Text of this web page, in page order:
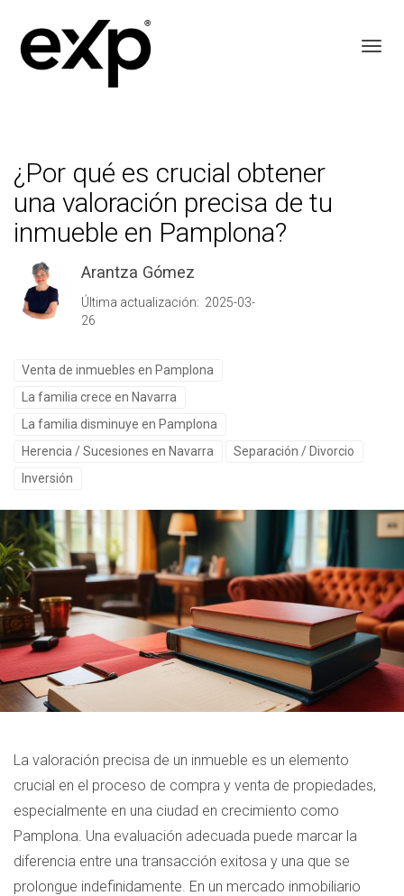
¿Por qué es crucial obtener
una valoración precisa de tu
inmueble en Pamplona?
Arantza Gómez
Última actualización: 2025-03-
26
Venta de inmuebles en Pamplona
La familia crece en Navarra
La familia disminuye en Pamplona
Herencia / Sucesiones en Navarra
Separación / Divorcio
Inversión
La valoración precisa de un inmueble es un elemento
crucial en el proceso de compra y venta de propiedades,
especialmente en una ciudad en crecimiento como
Pamplona. Una evaluación adecuada puede marcar la
diferencia entre una transacción exitosa y una que se
prolongue indefinidamente. En un mercado inmobiliario